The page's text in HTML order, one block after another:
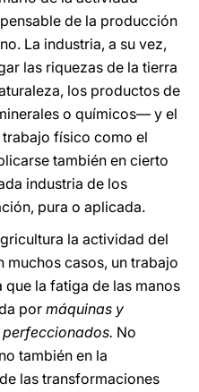
de la producción
La industria, a su vez,
las riquezas de la tierra
los productos de
o químicos— y el
físico como el
también en cierto
industria de los
pura o aplicada.
la actividad del
muchos casos, un trabajo
que la fatiga de las manos
por máquinas y
No
también en la
las transformaciones